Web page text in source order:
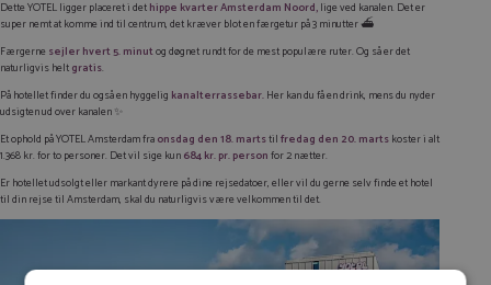
Dette YOTEL ligger placeret i dethippe kvarter Amsterdam Noord,lige ved kanalen. Det er
super nemt at komme ind til centrum, det kræver blot en færgetur på 3 minutter ⛴️
Færgernesejler hvert 5. minutog døgnet rundt for de mest populære ruter. Og så er det
naturligvis heltgratis.
På hotellet finder du også en hyggelig kanalterrassebar.Her kan du få en drink, mens du nyder
udsigten ud over kanalen ✨
Et ophold på YOTEL Amsterdam fraonsdag den 18. martstilfredag den 20. martskoster i alt
1.368 kr. for to personer. Det vil sige kun684 kr. pr. personfor 2 nætter.
Er hotellet udsolgt eller markant dyrere på dine rejsedatoer, eller vil du gerne selv finde et hotel
til din rejse til Amsterdam, skal du naturligvis være velkommen til det.